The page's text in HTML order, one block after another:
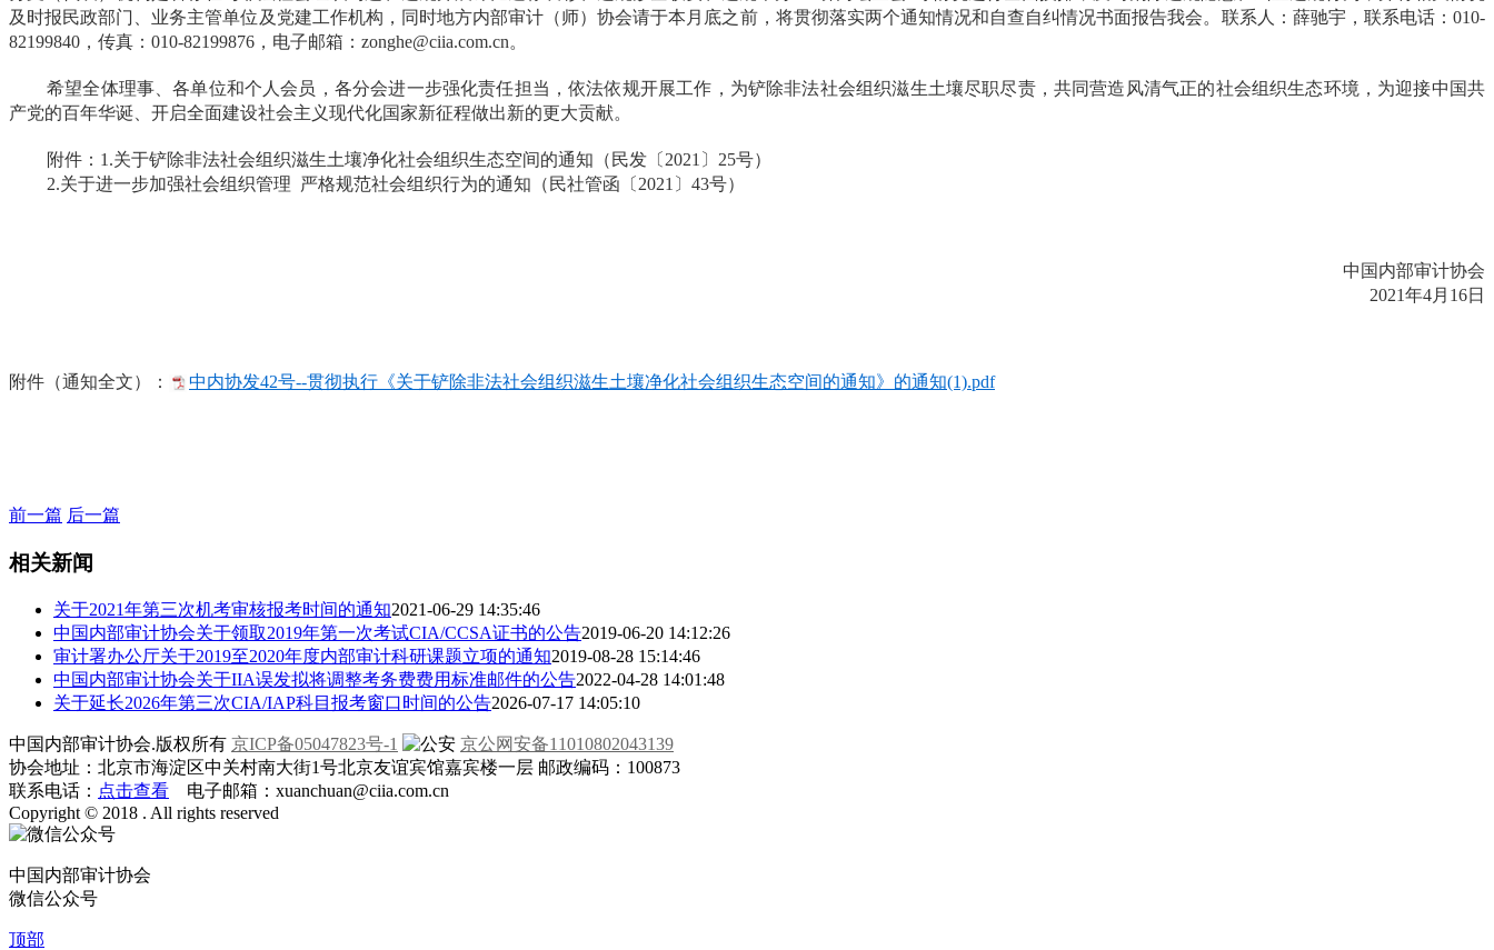
及时报民政部门、业务主管单位及党建工作机构，同时地方内部审计（师）协会请于本月底之前，将贯彻落实两个通知情况和自查自纠情况书面报告我会。联系人：薛驰宇，联系电话：010-
82199840，传真：010-82199876，电子邮箱：zonghe@ciia.com.cn。
希望全体理事、各单位和个人会员，各分会进一步强化责任担当，依法依规开展工作，为铲除非法社会组织滋生土壤尽职尽责，共同营造风清气正的社会组织生态环境，为迎接中国共
产党的百年华诞、开启全面建设社会主义现代化国家新征程做出新的更大贡献。
附件：1.关于铲除非法社会组织滋生土壤净化社会组织生态空间的通知（民发〔2021〕25号）
2.关于进一步加强社会组织管理 严格规范社会组织行为的通知（民社管函〔2021〕43号）
中国内部审计协会
2021年4月16日
附件（通知全文）： 中内协发42号--贯彻执行《关于铲除非法社会组织滋生土壤净化社会组织生态空间的通知》的通知(1).pdf
前一篇 后一篇
相关新闻
关于2021年第三次机考审核报考时间的通知2021-06-29 14:35:46
中国内部审计协会关于领取2019年第一次考试CIA/CCSA证书的公告2019-06-20 14:12:26
审计署办公厅关于2019至2020年度内部审计科研课题立项的通知2019-08-28 15:14:46
中国内部审计协会关于IIA误发拟将调整考务费费用标准邮件的公告2022-04-28 14:01:48
关于延长2026年第三次CIA/IAP科目报考窗口时间的公告2026-07-17 14:05:10
中国内部审计协会.版权所有 京ICP备05047823号-1
京公网安备11010802043139
协会地址：北京市海淀区中关村南大街1号北京友谊宾馆嘉宾楼一层 邮政编码：100873
联系电话： 点击查看 电子邮箱：xuanchuan@ciia.com.cn
Copyright © 2018 . All rights reserved
中国内部审计协会
微信公众号
顶部